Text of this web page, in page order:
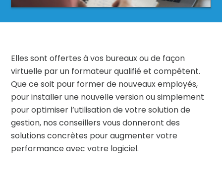
Elles sont offertes à vos bureaux ou de façon
virtuelle par un formateur qualifié et compétent.
Que ce soit pour former de nouveaux employés,
pour installer une nouvelle version ou simplement
pour optimiser l’utilisation de votre solution de
gestion, nos conseillers vous donneront des
solutions concrètes pour augmenter votre
performance avec votre logiciel.